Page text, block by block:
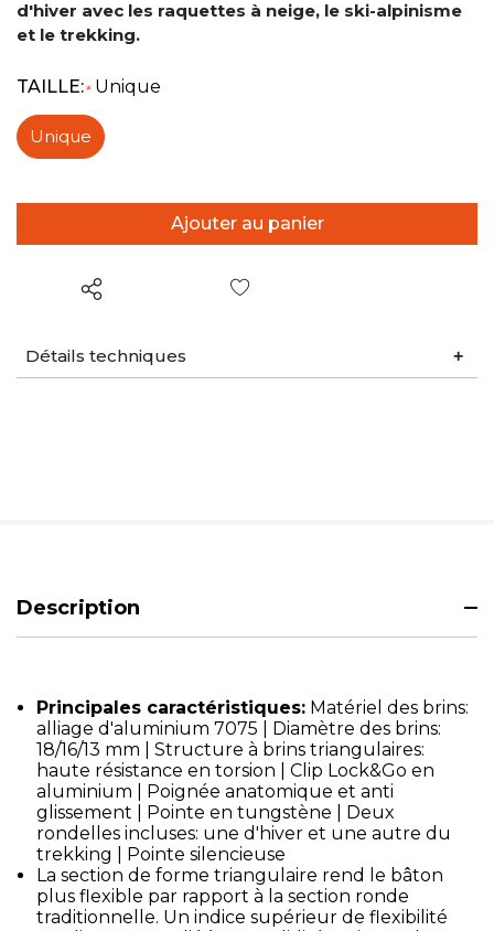
d'hiver avec les raquettes à neige, le ski-alpinisme
et le trekking.
TAILLE:* Unique
Unique
Détails techniques
Description
Principales caractéristiques: Matériel des brins:
alliage d'aluminium 7075 | Diamètre des brins:
18/16/13 mm | Structure à brins triangulaires:
haute résistance en torsion | Clip Lock&Go en
aluminium | Poignée anatomique et anti
glissement | Pointe en tungstène | Deux
rondelles incluses: une d'hiver et une autre du
trekking | Pointe silencieuse
La section de forme triangulaire rend le bâton
plus flexible par rapport à la section ronde
traditionnelle. Un indice supérieur de flexibilité